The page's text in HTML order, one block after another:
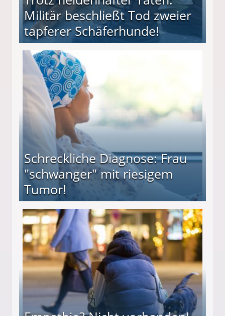
Militär beschließt Tod zweier
tapferer Schäferhunde!
Tod zweier tapferer Schäferhunde!
Schreckliche Diagnose: Frau
"schwanger" mit riesigem
Tumor!
mit riesigem Tumor!